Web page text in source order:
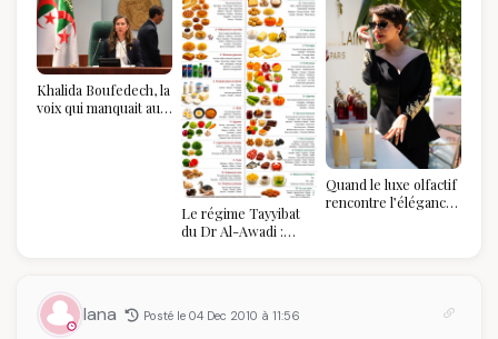
Khalida Boufedech, la
voix qui manquait au
Le régime Tayyibat
du Dr Al-Awadi :
vraiment savoir
Quand le luxe olfactif
rencontre l’élégance
lana Posté le 04 Dec 2010 à 11:56